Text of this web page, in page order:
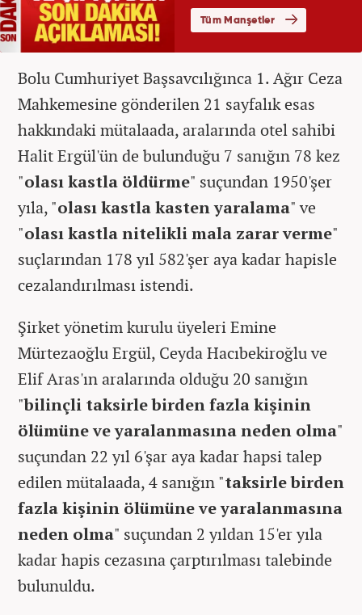
Bolu Cumhuriyet Başsavcılığınca 1. Ağır Ceza
Mahkemesine gönderilen 21 sayfalık esas
hakkındaki mütalaada, aralarında otel sahibi
Halit Ergül'ün de bulunduğu 7 sanığın 78 kez
"olası kastla öldürme" suçundan 1950'şer
yıla, "olası kastla kasten yaralama" ve
"olası kastla nitelikli mala zarar verme"
suçlarından 178 yıl 582'şer aya kadar hapisle
cezalandırılması istendi.
Şirket yönetim kurulu üyeleri Emine
Mürtezaoğlu Ergül, Ceyda Hacıbekiroğlu ve
Elif Aras'ın aralarında olduğu 20 sanığın
"bilinçli taksirle birden fazla kişinin
ölümüne ve yaralanmasına neden olma"
suçundan 22 yıl 6'şar aya kadar hapsi talep
edilen mütalaada, 4 sanığın "taksirle birden
fazla kişinin ölümüne ve yaralanmasına
neden olma" suçundan 2 yıldan 15'er yıla
kadar hapis cezasına çarptırılması talebinde
bulunuldu.